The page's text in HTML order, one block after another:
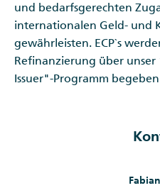
und bedarfsgerechten
internationalen Geld- und
gewährleisten. ECP`s
Refinanzierung über
Issuer"-Programm